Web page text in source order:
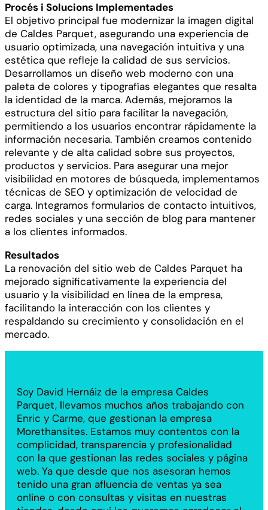
Procés i Solucions Implementades
El objetivo principal fue modernizar la imagen digital
de Caldes Parquet, asegurando una experiencia de
usuario optimizada, una navegación intuitiva y una
estética que refleje la calidad de sus servicios.
Desarrollamos un diseño web moderno con una
paleta de colores y tipografías elegantes que resalta
la identidad de la marca. Además, mejoramos la
estructura del sitio para facilitar la navegación,
permitiendo a los usuarios encontrar rápidamente la
información necesaria. También creamos contenido
relevante y de alta calidad sobre sus proyectos,
productos y servicios. Para asegurar una mejor
visibilidad en motores de búsqueda, implementamos
técnicas de SEO y optimización de velocidad de
carga. Integramos formularios de contacto intuitivos,
redes sociales y una sección de blog para mantener
a los clientes informados.
Resultados
La renovación del sitio web de Caldes Parquet ha
mejorado significativamente la experiencia del
usuario y la visibilidad en línea de la empresa,
facilitando la interacción con los clientes y
respaldando su crecimiento y consolidación en el
mercado.
Soy David Hernáiz de la empresa Caldes
Parquet, llevamos muchos años trabajando con
Enric y Carme, que gestionan la empresa
Morethansites. Estamos muy contentos con la
complicidad, transparencia y profesionalidad
con la que gestionan las redes sociales y página
web. Ya que desde que nos asesoran hemos
tenido una gran afluencia de ventas ya sea
online o con consultas y visitas en nuestras